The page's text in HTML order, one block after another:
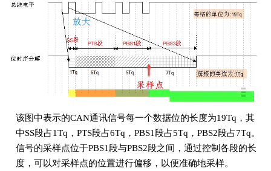
该图中表示的CAN通讯信号每一个数据位的长度为19Tq，其
中SS段占1Tq，PTS段占6Tq，PBS1段占5Tq，PBS2段占7Tq。
信号的采样点位于PBS1段与PBS2段之间，通过控制各段的长
度，可以对采样点的位置进行偏移，以便准确地采样。